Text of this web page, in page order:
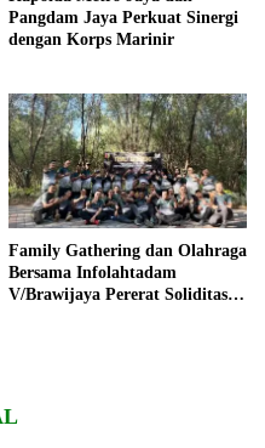
Pangdam Jaya Perkuat Sinergi
dengan Korps Marinir
Family Gathering dan Olahraga
Bersama Infolahtadam
V/Brawijaya Pererat Soliditas